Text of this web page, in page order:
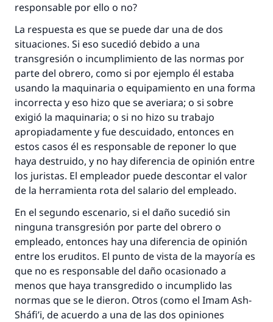
responsable por ello o no?
La respuesta es que se puede dar una de dos
situaciones. Si eso sucedió debido a una
transgresión o incumplimiento de las normas por
parte del obrero, como si por ejemplo él estaba
usando la maquinaria o equipamiento en una forma
incorrecta y eso hizo que se averiara; o si sobre
exigió la maquinaria; o si no hizo su trabajo
apropiadamente y fue descuidado, entonces en
estos casos él es responsable de reponer lo que
haya destruido, y no hay diferencia de opinión entre
los juristas. El empleador puede descontar el valor
de la herramienta rota del salario del empleado.
En el segundo escenario, si el daño sucedió sin
ninguna transgresión por parte del obrero o
empleado, entonces hay una diferencia de opinión
entre los eruditos. El punto de vista de la mayoría es
que no es responsable del daño ocasionado a
menos que haya transgredido o incumplido las
normas que se le dieron. Otros (como el Imam Ash-
Sháfi’i, de acuerdo a una de las dos opiniones